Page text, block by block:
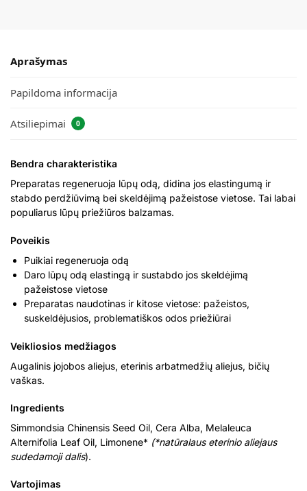
Aprašymas
Papildoma informacija
Atsiliepimai 0
Bendra charakteristika
Preparatas regeneruoja lūpų odą, didina jos elastingumą ir
stabdo perdžiūvimą bei skeldėjimą pažeistose vietose. Tai labai
populiarus lūpų priežiūros balzamas.
Poveikis
Puikiai regeneruoja odą
Daro lūpų odą elastingą ir sustabdo jos skeldėjimą
pažeistose vietose
Preparatas naudotinas ir kitose vietose: pažeistos,
suskeldėjusios, problematiškos odos priežiūrai
Veikliosios medžiagos
Augalinis jojobos aliejus, eterinis arbatmedžių aliejus, bičių
vaškas.
Ingredients
Simmondsia Chinensis Seed Oil, Cera Alba, Melaleuca
Alternifolia Leaf Oil, Limonene* (*natūralaus eterinio aliejaus
sudedamoji dalis).
Vartojimas